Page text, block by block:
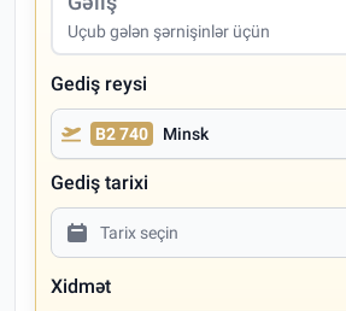
Uçub gələn şərnişinlər üçün
Gediş reysi
B2 740 Minsk
Gediş tarixi
Xidmət